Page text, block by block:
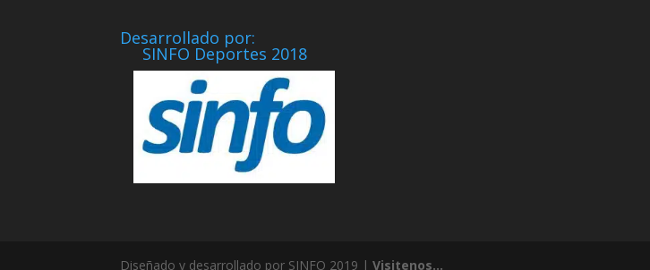
Desarrollado por:
SINFO Deportes 2018
Diseñado y desarrollado por SINFO 2019 |Visitenos...